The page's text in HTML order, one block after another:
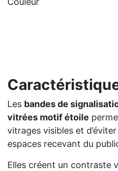
Les bandes de
vitrées motif étoile
vitrages visibles et
espaces recevant du
Elles créent un contraste